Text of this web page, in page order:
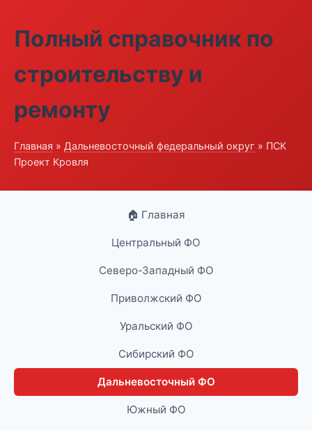
Полный справочник по
строительству и
ремонту
Главная » Дальневосточный федеральный округ » ПСК
Проект Кровля
🏠 Главная
Центральный ФО
Северо-Западный ФО
Приволжский ФО
Уральский ФО
Сибирский ФО
Дальневосточный ФО
Южный ФО